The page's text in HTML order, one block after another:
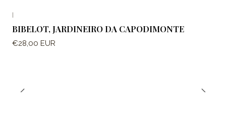
BIBELOT, JARDINEIRO DA CAPODIMONTE
€28,00 EUR